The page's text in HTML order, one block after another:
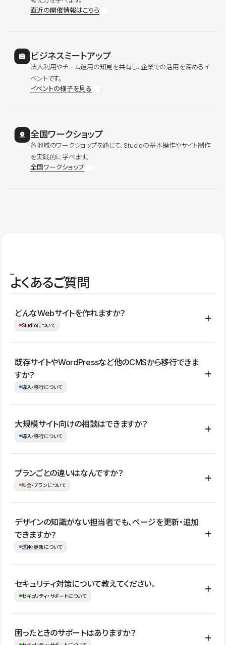
直近の開催情報はこちら
ビジネスミートアップ
法人利用やチーム運用の知見を共有し、企業での活用を深めるイ
ベントです。
イベントの様子を見る
全国ワークショップ
各地域のワークショップを通じて、Studioの基本操作やサイト制作
を実践的に学べます。
全国ワークショップ
よくあるご質問
どんなWebサイトを作れますか？
Studioについて
コーポレートサイト、サービスサイト、LP、採用サイト、ブロ
グ・メディア、イベントサイト、店舗・商品紹介サイト、ポートフ
ォリオなど幅広く制作できます。
既存サイトやWordPressなど他のCMSから移行できま
すか？
導入・移行について
はい。既存サイトの構成やコンテンツ、URLを整理したうえで、
Studio上に再構築する形で移行できます。 WordPressの場合は、
イト全体のデザインや設定がそのまま移行されるわけではないた
め、移行後にページ構成やデザイン、CMS設計、URL・リダイレク
大規模サイト向けの相談はできますか？
導入・移行について
はい。アクセス規模が大きいサイトや、複数部門での運用、権限管
理、セキュリティ確認、既存システムとの連携など、個別の要件が
ない段階でも、お問い合わせください。
お問合せはこちら
プランごとの違いはなんですか？
料金・プランについて
公開ページ数、バージョン履歴の期間、CMS利用数の上限、権限
管理の有無などがプランごとに異なります。詳しくは料金プランペ
ージをご覧ください。
デザインの知識がない担当者でも、ページを更新・追加
できますか？
運用・更新について
はい。CMSやコンポーネントを活用して更新範囲を設計しておく
ことで、デザインを崩しにくい状態で運用できます。 さらにコン
ながらレイアウトに影響を与えずに更新作業を進めやすくなりま
セキュリティ対策について教えてください。
セキュリティ・サポートについて
Studioでは、公開サイトやサービスを安全に利用できるよう、通信
の暗号化、データ保護、アクセス管理、脆弱性対策など、複数の観
困ったときのサポートはありますか？